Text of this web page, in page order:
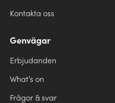
Kontakta oss
Genvägar
Erbjudanden
What’s on
Frågor & svar